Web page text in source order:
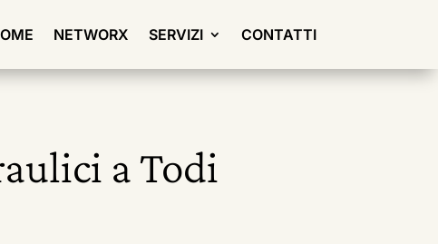
NETWORX SERVIZI CONTATTI
a Todi